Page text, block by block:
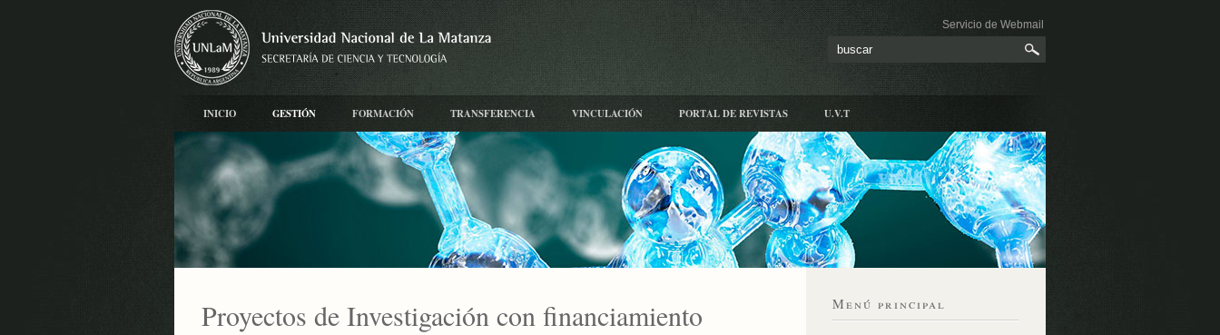
Servicio de Webmail
INICIO GESTIÓN FORMACIÓN TRANSFERENCIA VINCULACIÓN PORTAL DE REVISTAS U.V.T
Proyectos de Investigación con financiamiento
Menú principal